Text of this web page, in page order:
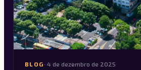
BLOG · 4 de dezembro de 2025